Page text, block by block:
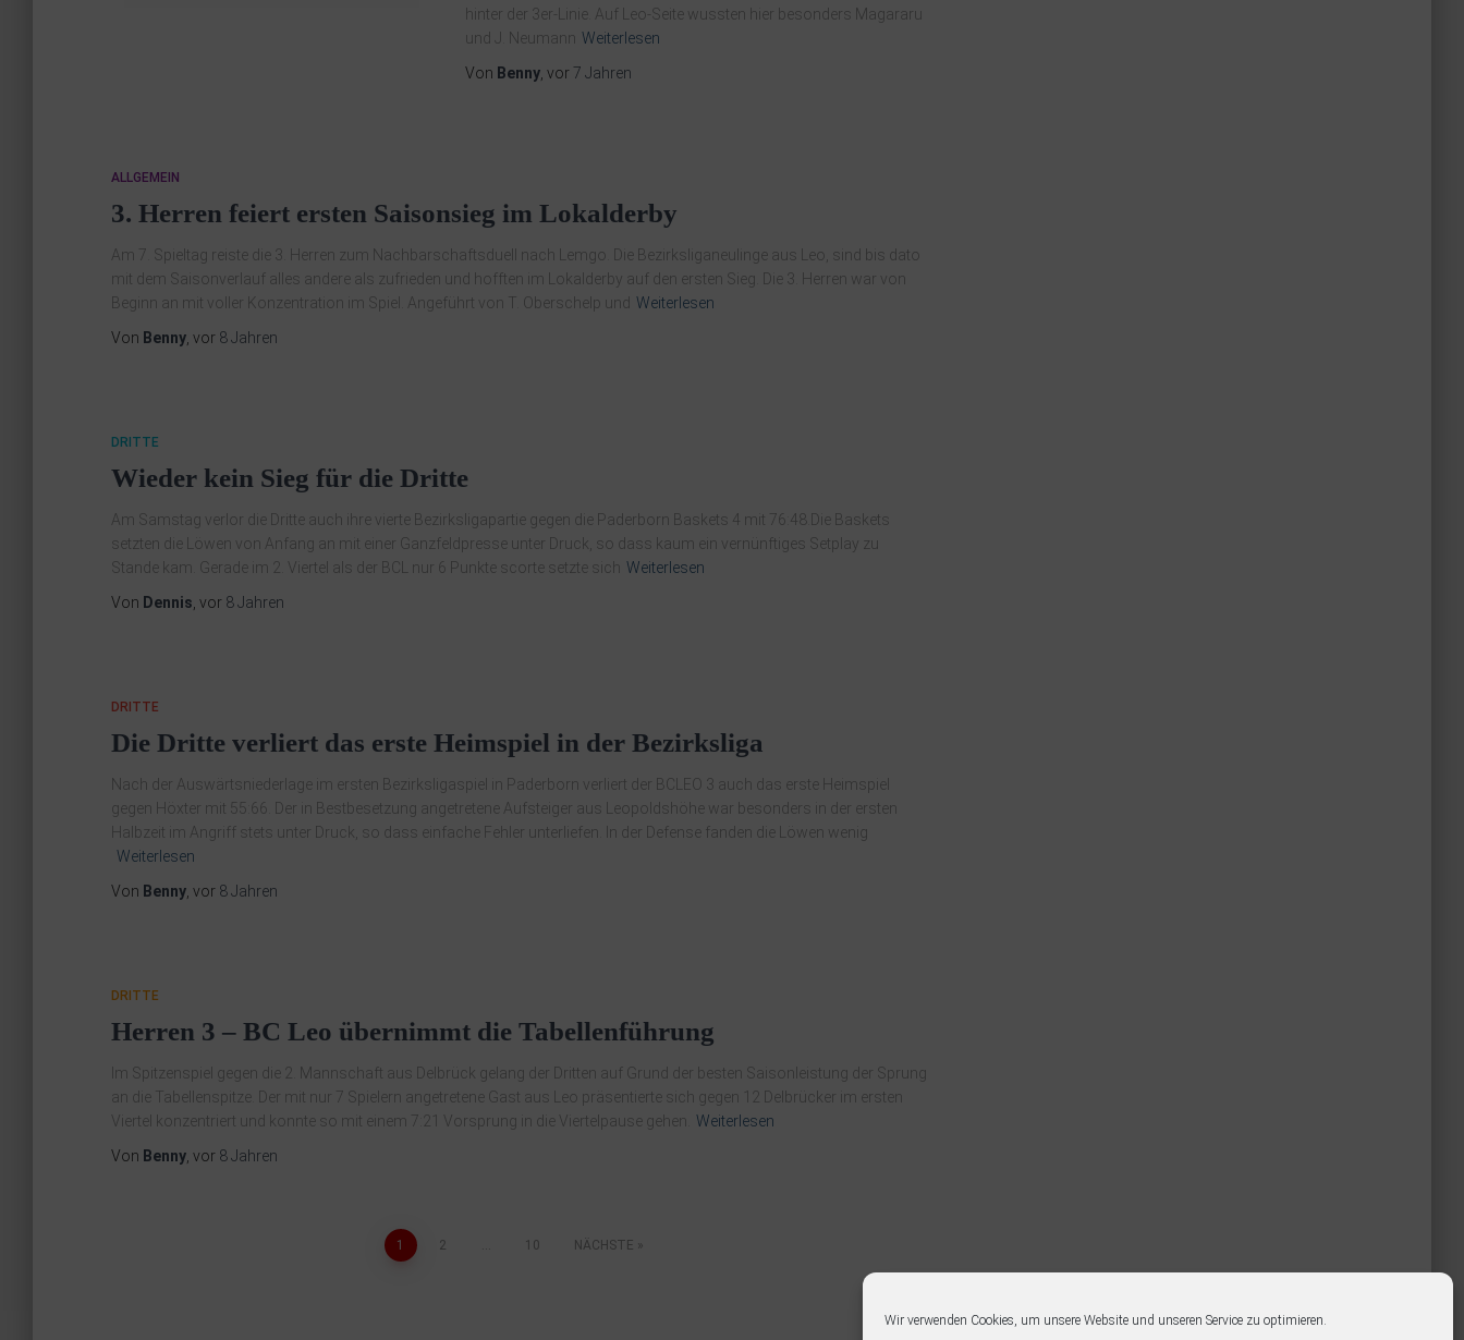
Wir verwenden Cookies, um unsere Website und unseren Service zu optimieren.
hinter der 3er-Linie. Auf Leo-Seite wussten hier besonders Magararu
und J. Neumann Weiterlesen
Von Benny , vor 7 Jahren
ALLGEMEIN
3. Herren feiert ersten Saisonsieg im Lokalderby
Am 7. Spieltag reiste die 3. Herren zum Nachbarschaftsduell nach Lemgo. Die Bezirksliganeulinge aus Leo, sind bis dato
mit dem Saisonverlauf alles andere als zufrieden und hofften im Lokalderby auf den ersten Sieg. Die 3. Herren war von
Beginn an mit voller Konzentration im Spiel. Angeführt von T. Oberschelp und Weiterlesen
Von Benny , vor 8 Jahren
DRITTE
Wieder kein Sieg für die Dritte
Am Samstag verlor die Dritte auch ihre vierte Bezirksligapartie gegen die Paderborn Baskets 4 mit 76:48.Die Baskets
setzten die Löwen von Anfang an mit einer Ganzfeldpresse unter Druck, so dass kaum ein vernünftiges Setplay zu
Stande kam. Gerade im 2. Viertel als der BCL nur 6 Punkte scorte setzte sich Weiterlesen
Von Dennis , vor 8 Jahren
DRITTE
Die Dritte verliert das erste Heimspiel in der Bezirksliga
Nach der Auswärtsniederlage im ersten Bezirksligaspiel in Paderborn verliert der BCLEO 3 auch das erste Heimspiel
gegen Höxter mit 55:66. Der in Bestbesetzung angetretene Aufsteiger aus Leopoldshöhe war besonders in der ersten
Halbzeit im Angriff stets unter Druck, so dass einfache Fehler unterliefen. In der Defense fanden die Löwen wenig
Weiterlesen
Von Benny , vor 8 Jahren
DRITTE
Herren 3 – BC Leo übernimmt die Tabellenführung
Im Spitzenspiel gegen die 2. Mannschaft aus Delbrück gelang der Dritten auf Grund der besten Saisonleistung der Sprung
an die Tabellenspitze. Der mit nur 7 Spielern angetretene Gast aus Leo präsentierte sich gegen 12 Delbrücker im ersten
Viertel konzentriert und konnte so mit einem 7:21 Vorsprung in die Viertelpause gehen. Weiterlesen
Von Benny , vor 8 Jahren
1 2 10 NÄCHSTE